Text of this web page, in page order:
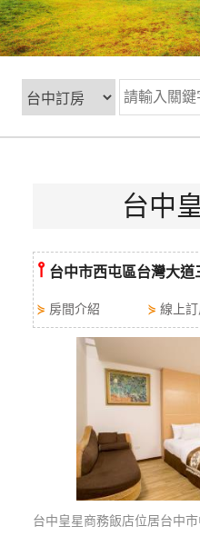
台
灣
訂
全
球
玩
台中
⫯ 台中市西屯區台灣大
⋟ 房間介紹 ⋟ 線上
台中皇星商務飯店位居台中市